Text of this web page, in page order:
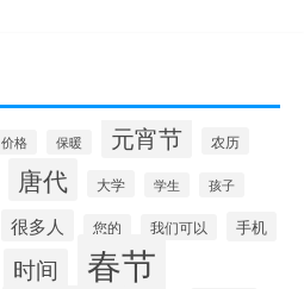
价格 保暖 元宵节 农历
唐代 大学 学生 孩子
很多人 您的 我们可以
手机
时间 春节